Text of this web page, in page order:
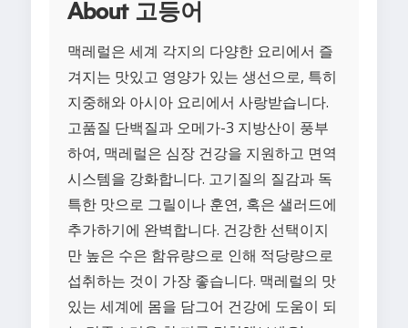
About 고등어
맥레럴은 세계 각지의 다양한 요리에서 즐
겨지는 맛있고 영양가 있는 생선으로, 특히
지중해와 아시아 요리에서 사랑받습니다.
고품질 단백질과 오메가-3 지방산이 풍부
하여, 맥레럴은 심장 건강을 지원하고 면역
시스템을 강화합니다. 고기질의 질감과 독
특한 맛으로 그릴이나 훈연, 혹은 샐러드에
추가하기에 완벽합니다. 건강한 선택이지
만 높은 수은 함유량으로 인해 적당량으로
섭취하는 것이 가장 좋습니다. 맥레럴의 맛
있는 세계에 몸을 담그어 건강에 도움이 되